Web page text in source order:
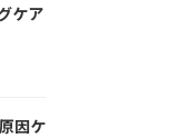
ケア
因ケ